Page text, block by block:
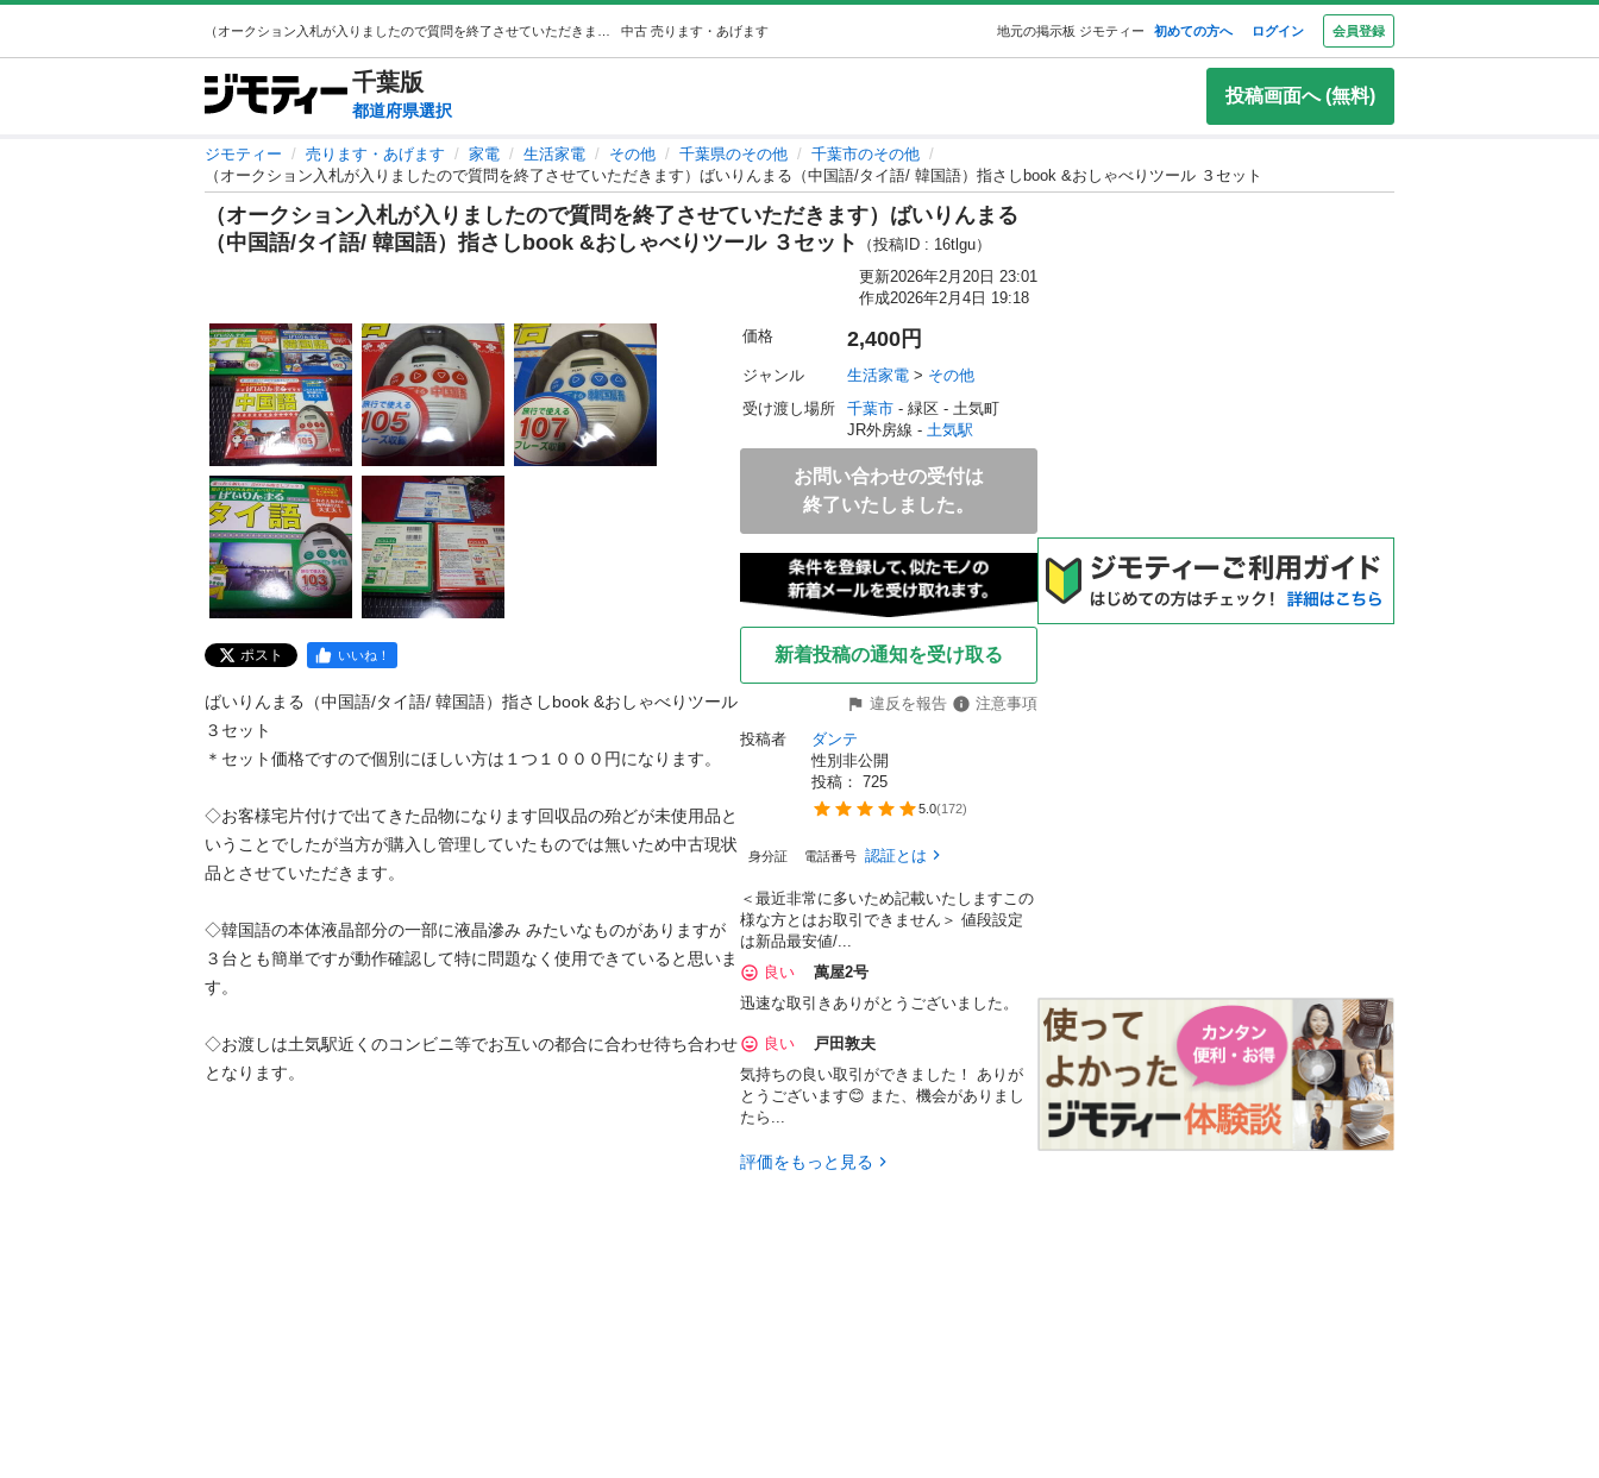
中古 売ります・あげます 地元の掲示板 ジモティー 初めての方へ ログイン 会員登録
千葉版
都道府県選択
投稿画面へ (無料)
ジモティー 売ります・あげます 家電 生活家電 その他 千葉県のその他
千葉市のその他
（オークション入札が入りましたので質問を終了させていただきます）ばいりんまる（中国語/タイ語/ 韓国語）指さしbook &おしゃべりツール ３セット
（オークション入札が入りましたので質問を終了させていただきます）ばいりんまる
（中国語/タイ語/ 韓国語）指さしbook &おしゃべりツール ３セット
（投稿ID : 16tlgu）
更新2026年2月20日 23:01
作成2026年2月4日 19:18
ポスト いいね！
ばいりんまる（中国語/タイ語/ 韓国語）指さしbook &おしゃべりツール
３セット
＊セット価格ですので個別にほしい方は１つ１０００円になります。
◇お客様宅片付けで出てきた品物になります回収品の殆どが未使用品と
いうことでしたが当方が購入し管理していたものでは無いため中古現状
品とさせていただきます。
◇韓国語の本体液晶部分の一部に液晶滲み みたいなものがありますが
３台とも簡単ですが動作確認して特に問題なく使用できていると思いま
す。
◇お渡しは土気駅近くのコンビニ等でお互いの都合に合わせ待ち合わせ
となります。
価格 2,400円
ジャンル 生活家電 > その他
受け渡し場所
千葉市 - 緑区 - 土気町
JR外房線 - 土気駅
お問い合わせの受付は
終了いたしました。
新着投稿の通知を受け取る
違反を報告
注意事項
投稿者
ダンテ
性別非公開
投稿： 725
5.0(172)
身分証 電話番号 認証とは
＜最近非常に多いため記載いたしますこの
様な方とはお取引できません＞ 値段設定
は新品最安値/...
良い
萬屋2号
迅速な取引きありがとうございました。
良い
戸田敦夫
気持ちの良い取引ができました！ ありが
とうございます😊 また、機会がありまし
たら...
評価をもっと見る